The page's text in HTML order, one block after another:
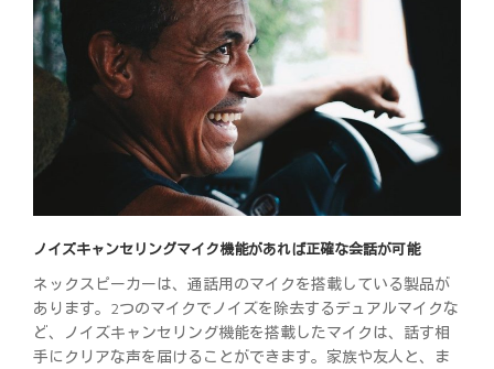
ノイズキャンセリングマイク機能があれば正確な会話が可能
ネックスピーカーは、通話用のマイクを搭載している製品が
あります。2つのマイクでノイズを除去するデュアルマイクな
ど、ノイズキャンセリング機能を搭載したマイクは、話す相
手にクリアな声を届けることができます。家族や友人と、ま